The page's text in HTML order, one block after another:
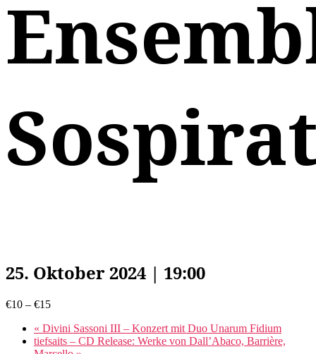
25. Oktober 2024 | 19:00
€10 – €15
« Divini Sassoni III – Konzert mit Duo Unarum Fidium
tiefsaits – CD Release: Werke von Dall’Abaco, Barrière,